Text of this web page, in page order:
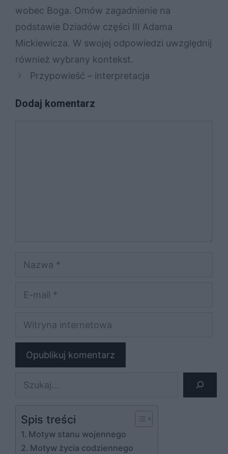
wobec Boga. Omów zagadnienie na
podstawie Dziadów części III Adama
Mickiewicza. W swojej odpowiedzi uwzględnij
również wybrany kontekst.
Przypowieść – interpretacja
Dodaj komentarz
Nazwa
Witryna
Szukaj
Spis treści
Motyw stanu wojennego
Motyw życia codziennego